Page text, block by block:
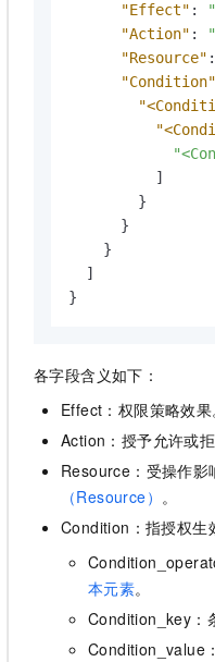
"Effect" :
"Action" :
"Resource" :
"Condition"
]
}
}
}
]
}
各字段含义如下：
Effect：权限策略效
Action：授予允许或
Resource：受操作影
（Resource） 。
Condition：指授权生
本元素。
Condition_key：
Condition_value
千问AI平台-模型体验
在线体验全尺寸、多种模态的模型
Happy 系列大模型
快速部署 Dify，高效搭建 AI 应用
10 分钟在聊天系统中增加一个
开发者生态解决方案
AI 开发和 AI 应用解决方案